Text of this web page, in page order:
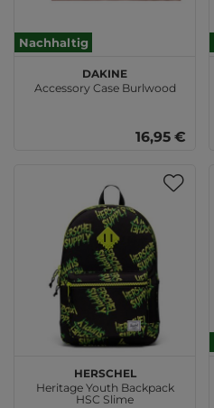
Nachhaltig
DAKINE
Accessory Case Burlwood
16,95 €
Herschel
Heritage Youth Backpack
HSC Slime